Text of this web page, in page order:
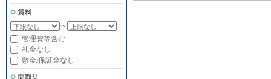
～
管理費等含む
礼金なし
敷金/保証金なし